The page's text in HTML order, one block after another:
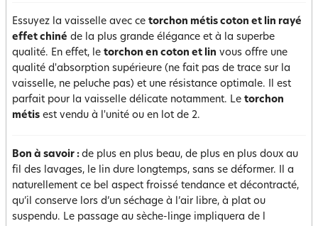
Essuyez la vaisselle avec ce torchon métis coton et lin rayé
effet chiné de la plus grande élégance et à la superbe
qualité. En effet, le torchon en coton et lin vous offre une
qualité d'absorption supérieure (ne fait pas de trace sur la
vaisselle, ne peluche pas) et une résistance optimale. Il est
parfait pour la vaisselle délicate notamment. Le torchon
métis est vendu à l'unité ou en lot de 2.
Bon à savoir : de plus en plus beau, de plus en plus doux au
fil des lavages, le lin dure longtemps, sans se déformer. Il a
naturellement ce bel aspect froissé tendance et décontracté,
qu’il conserve lors d’un séchage à l’air libre, à plat ou
suspendu. Le passage au sèche-linge impliquera de l